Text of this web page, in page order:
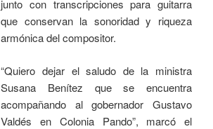
junto con transcripciones para guitarra
que conservan la sonoridad y riqueza
armónica del compositor.
“Quiero dejar el saludo de la ministra
Susana Benítez que se encuentra
acompañando al gobernador Gustavo
Valdés en Colonia Pando”, marcó el